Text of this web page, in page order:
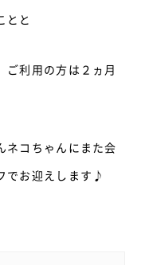
とと
ご利用の方は２ヵ月
ネコちゃんにまた会
でお迎えします♪